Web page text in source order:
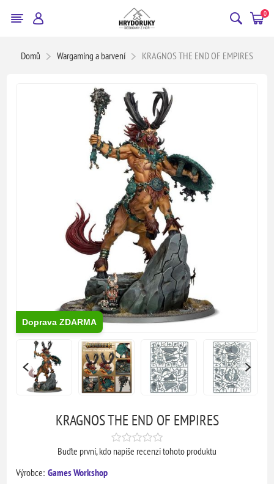
0
Domů Wargaming a barvení KRAGNOS THE END OF EMPIRES
Doprava ZDARMA
KRAGNOS THE END OF EMPIRES
Buďte první, kdo napíše recenzi tohoto produktu
Výrobce: Games Workshop